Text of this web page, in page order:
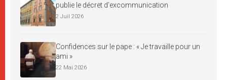
publie le décret d’excommunication
2 Juil 2026
Confidences sur le pape : « Je travaille pour un
ami »
22 Mai 2026